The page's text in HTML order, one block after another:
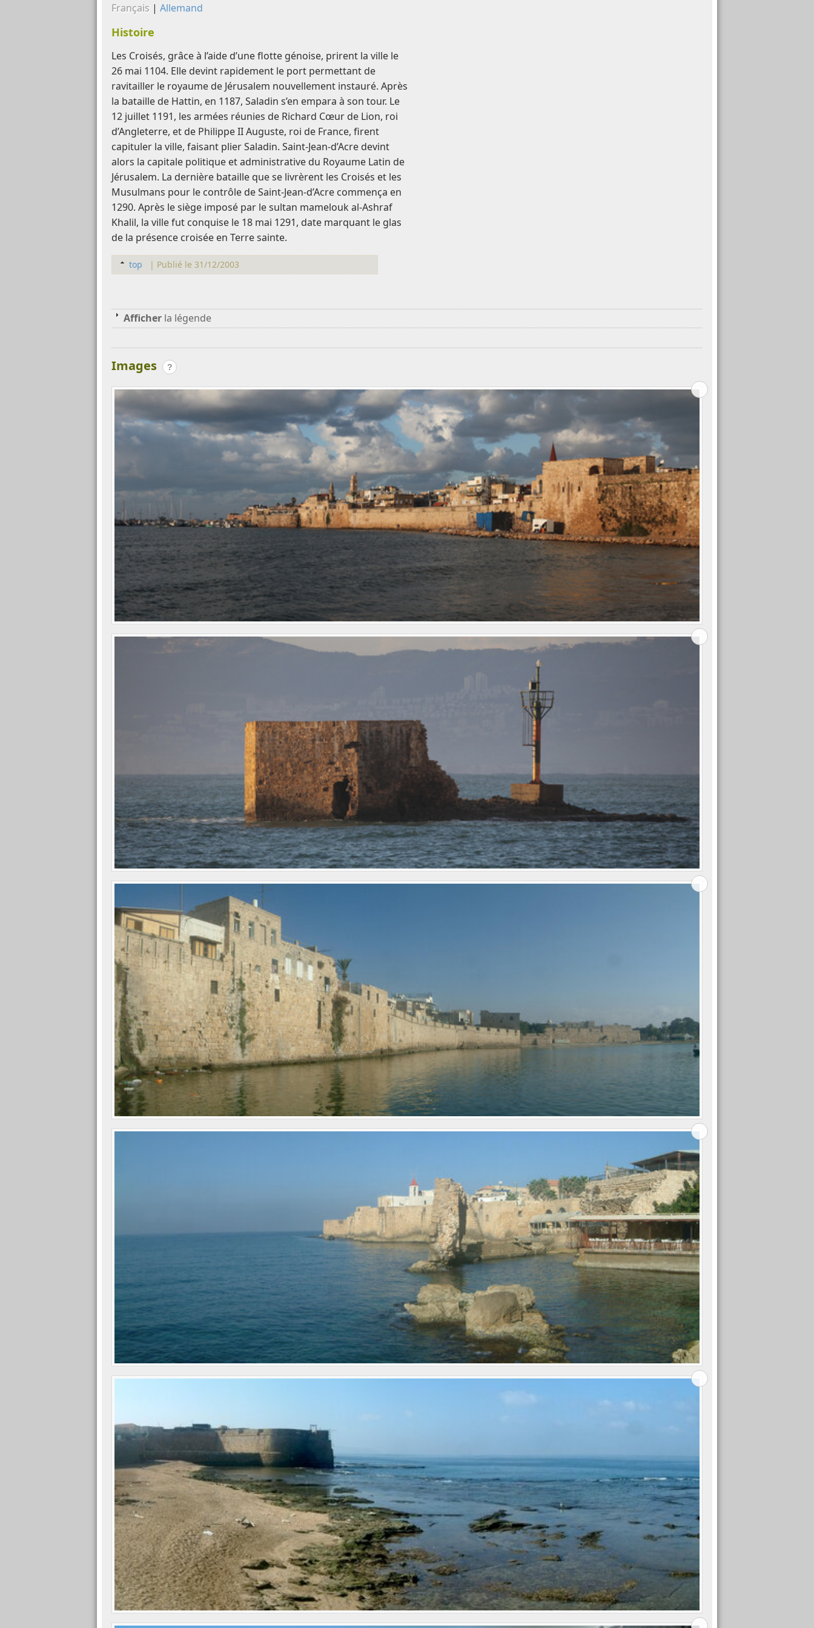
Français | Allemand
Histoire
Les Croisés, grâce à l’aide d’une flotte génoise, prirent la ville le
26 mai 1104. Elle devint rapidement le port permettant de
ravitailler le royaume de Jérusalem nouvellement instauré. Après
la bataille de Hattin, en 1187, Saladin s’en empara à son tour. Le
12 juillet 1191, les armées réunies de Richard Cœur de Lion, roi
d’Angleterre, et de Philippe II Auguste, roi de France, firent
capituler la ville, faisant plier Saladin. Saint-Jean-d’Acre devint
alors la capitale politique et administrative du Royaume Latin de
Jérusalem. La dernière bataille que se livrèrent les Croisés et les
Musulmans pour le contrôle de Saint-Jean-d’Acre commença en
1290. Après le siège imposé par le sultan mamelouk al-Ashraf
Khalil, la ville fut conquise le 18 mai 1291, date marquant le glas
de la présence croisée en Terre sainte.
top | Publié le 31/12/2003
Afficher la légende
Images ?